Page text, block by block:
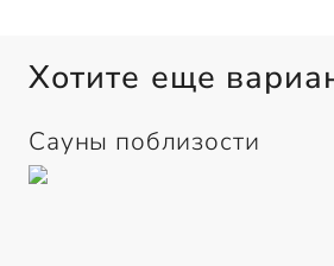
Хотите еще
Сауны поблизости